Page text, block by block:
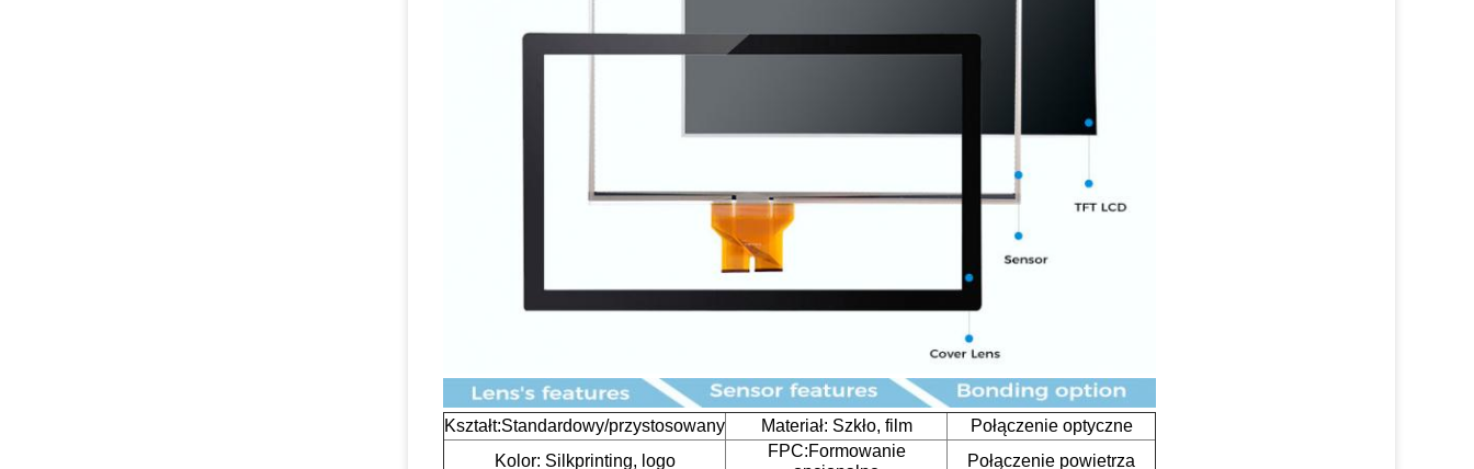
Kształt:Standardowy/przystosowany Materiał: Szkło, film
Połączenie optyczne
Kolor: Silkprinting, logo
FPC:Formowanie
Połączenie powietrza